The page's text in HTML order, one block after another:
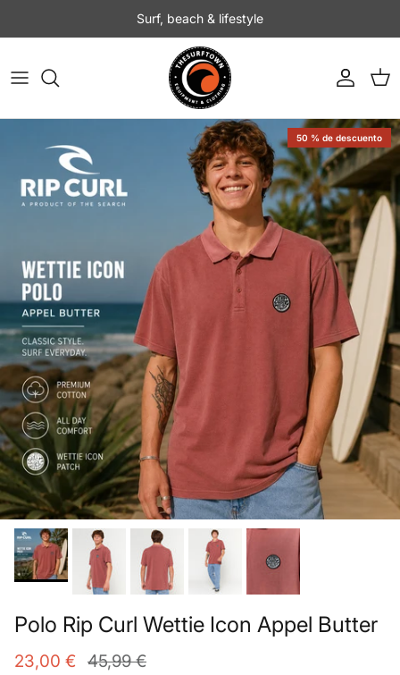
Surf, beach & lifestyle
Cuenta
50 % de descuento
Polo Rip Curl Wettie Icon Appel Butter
23,00 € 45,99 €